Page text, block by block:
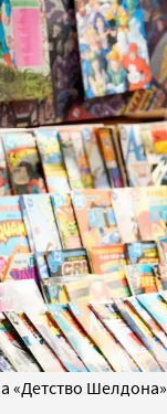
«Детство Шелдона»